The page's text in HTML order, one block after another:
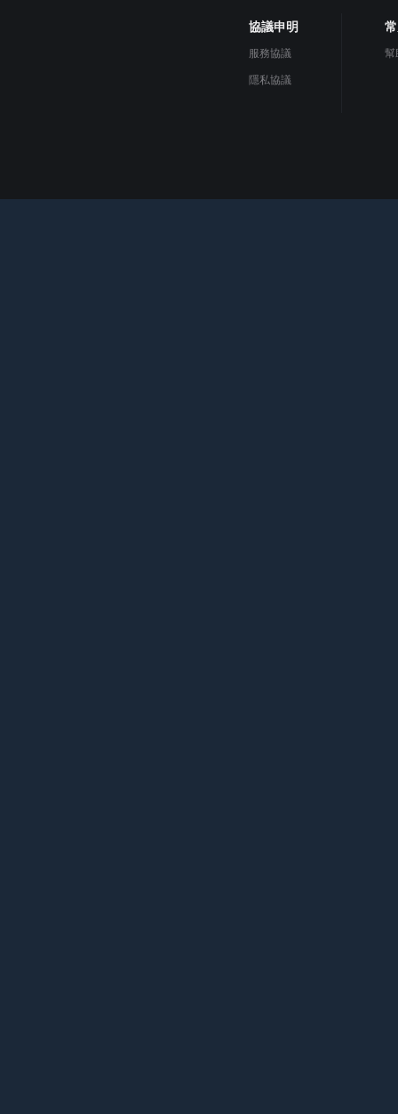
協議申明
服務協議
隱私協議
幫